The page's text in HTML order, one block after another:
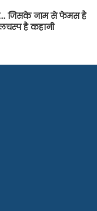
जिसके नाम से फेमस है
है कहानी